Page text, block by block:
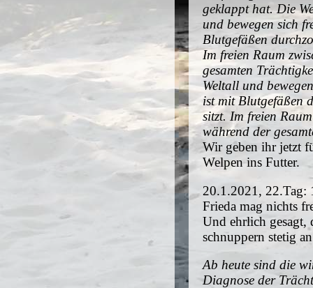
geklappt hat. Die
und bewegen sich
Blutgefäßen
Im freien Raum
gesamten
Weltall und
ist mit Blutgefäßen
sitzt. Im freien
während der
Wir geben ihr jetzt
Welpen ins Futter.
20.1.2021, 22.Tag:
Frieda mag nichts
Und ehrlich gesagt,
schnuppern stetig
Ab heute sind die
Diagnose der